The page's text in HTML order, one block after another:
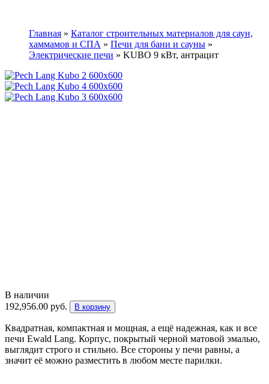
Главная » Каталог строительных материалов для саун,
хаммамов и СПА » Печи для бани и cауны »
Электрические печи » KUBO 9 кВт, антрацит
В наличии
192,956.00 руб. В корзину
Квадратная, компактная и мощная, а ещё надежная, как и все
печи Ewald Lang. Корпус, покрытый черной матовой эмалью,
выглядит строго и стильно. Все стороны у печи равны, а
значит её можно разместить в любом месте парилки.